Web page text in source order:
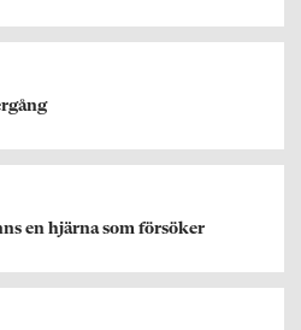
en hjärna som försöker